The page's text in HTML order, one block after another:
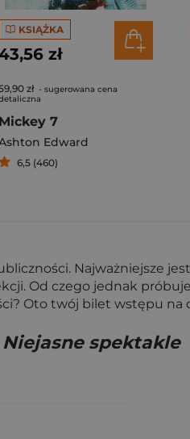
KSIĄŻKA
zł
zł - sugerowana cena
Mickey 7
Edward
6,5 (460)
Najważniejsze
Od czego jednak
Oto twój bilet wstępu na
Niejasne spektakle